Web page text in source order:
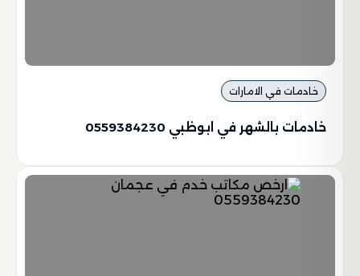
خادمات في الامارات
خادمات بالشهر في ابوظبي 0559384230